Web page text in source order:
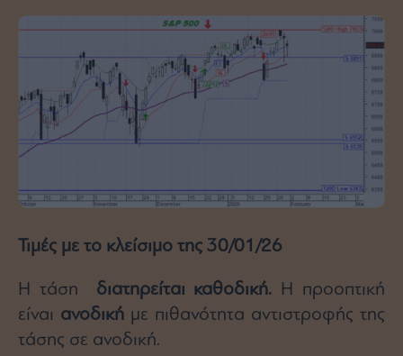
Τιμές με το κλείσιμο της 30/01/26
Η τάση διατηρείται καθοδική.
Η προοπτική
είναι ανοδική με πιθανότητα αντιστροφής της
τάσης σε ανοδική.